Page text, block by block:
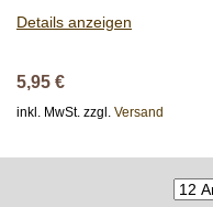
Details anzeigen
5,95 €
inkl. MwSt. zzgl. Versand